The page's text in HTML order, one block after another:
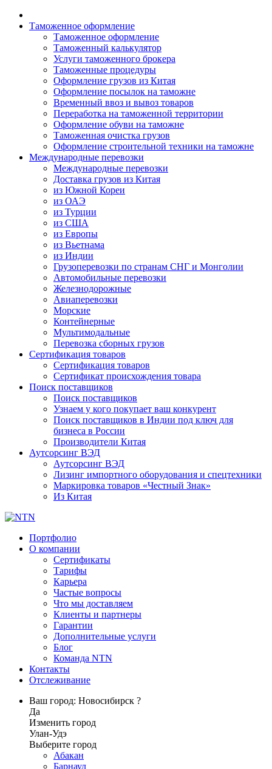
Таможенное оформление
Таможенное оформление
Таможенный калькулятор
Услуги таможенного брокера
Таможенные процедуры
Оформление грузов из Китая
Оформление посылок на таможне
Временный ввоз и вывоз товаров
Переработка на таможенной территории
Оформление обуви на таможне
Таможенная очистка грузов
Оформление строительной техники на таможне
Международные перевозки
Международные перевозки
Доставка грузов из Китая
из Южной Кореи
из ОАЭ
из Турции
из США
из Европы
из Вьетнама
из Индии
Грузоперевозки по странам СНГ и Монголии
Автомобильные перевозки
Железнодорожные
Авиаперевозки
Морские
Контейнерные
Мультимодальные
Перевозка сборных грузов
Сертификация товаров
Сертификация товаров
Сертификат происхождения товара
Поиск поставщиков
Поиск поставщиков
Узнаем у кого покупает ваш конкурент
Поиск поставщиков в Индии под ключ для
бизнеса в России
Производители Китая
Аутсорсинг ВЭД
Аутсорсинг ВЭД
Лизинг импортного оборудования и спецтехники
Маркировка товаров «Честный Знак»
Из Китая
Портфолио
О компании
Сертификаты
Тарифы
Карьера
Частые вопросы
Что мы доставляем
Клиенты и партнеры
Гарантии
Дополнительные услуги
Блог
Команда NTN
Контакты
Отслеживание
Ваш город: Новосибирск ?
Да
Изменить город
Улан-Удэ
Выберите город
Абакан
Барнаул